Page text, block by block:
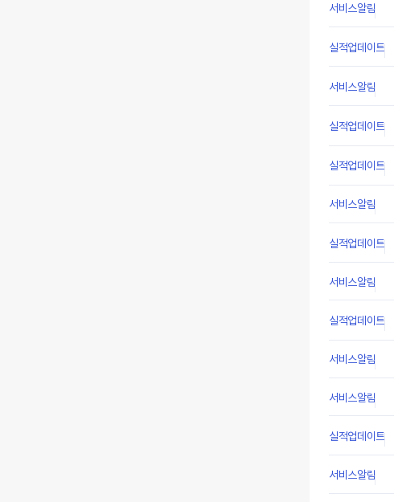
서비스알림
실적업데이트
서비스알림
실적업데이트
실적업데이트
서비스알림
실적업데이트
서비스알림
실적업데이트
서비스알림
서비스알림
실적업데이트
서비스알림